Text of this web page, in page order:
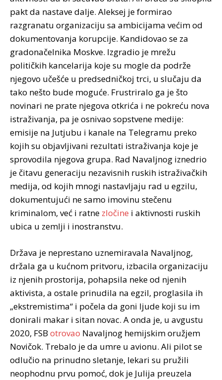
pakt da nastave dalje. Aleksej je formirao
razgranatu organizaciju sa ambicijama većim od
dokumentovanja korupcije. Kandidovao se za
gradonačelnika Moskve. Izgradio je mrežu
političkih kancelarija koje su mogle da podrže
njegovo učešće u predsedničkoj trci, u slučaju da
tako nešto bude moguće. Frustriralo ga je što
novinari ne prate njegova otkrića i ne pokreću nova
istraživanja, pa je osnivao sopstvene medije:
emisije na Jutjubu i kanale na Telegramu preko
kojih su objavljivani rezultati istraživanja koje je
sprovodila njegova grupa. Rad Navaljnog iznedrio
je čitavu generaciju nezavisnih ruskih istraživačkih
medija, od kojih mnogi nastavljaju rad u egzilu,
dokumentujući ne samo imovinu stečenu
kriminalom, već i ratne zločine i aktivnosti ruskih
ubica u zemlji i inostranstvu.
Država je neprestano uznemiravala Navaljnog,
držala ga u kućnom pritvoru, izbacila organizaciju
iz njenih prostorija, pohapsila neke od njenih
aktivista, a ostale prinudila na egzil, proglasila ih
„ekstremistima“ i počela da goni ljude koji su im
donirali makar i sitan novac. A onda je, u avgustu
2020, FSB otrovao Navaljnog hemijskim oružjem
Novičok. Trebalo je da umre u avionu. Ali pilot se
odlučio na prinudno sletanje, lekari su pružili
neophodnu prvu pomoć, dok je Julija preuzela